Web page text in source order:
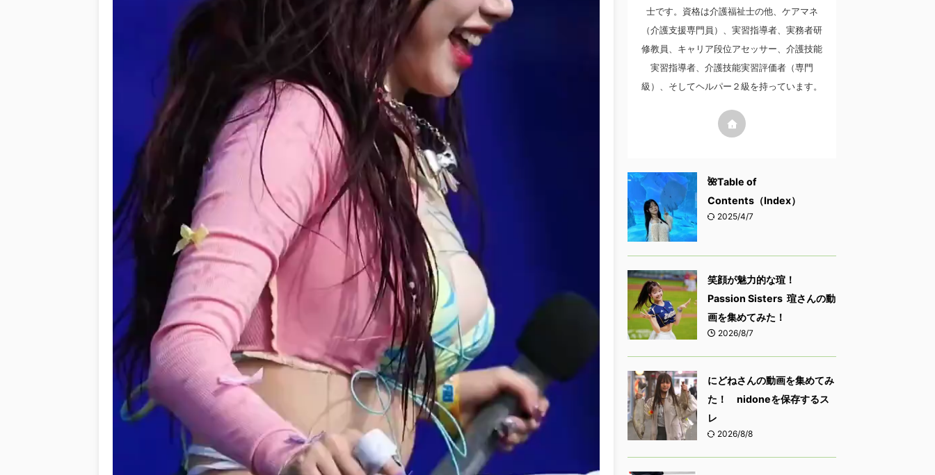
士です。資格は介護福祉士の他、ケアマネ
（介護支援専門員）、実習指導者、実務者研
修教員、キャリア段位アセッサー、介護技能
実習指導者、介護技能実習評価者（専門
級）、そしてヘルパー２級を持っています。
🌺Table of
Contents（Index）
2025/4/7
笑顔が魅力的な瑄！
Passion Sisters 瑄さんの動
画を集めてみた！
2026/8/7
にどねさんの動画を集めてみ
た！ nidoneを保存するス
レ
2026/8/8